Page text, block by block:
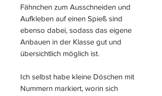
Fähnchen zum Ausschneiden und
Aufkleben auf einen Spieß sind
ebenso dabei, sodass das eigene
Anbauen in der Klasse gut und
übersichtlich möglich ist.
Ich selbst habe kleine Döschen mit
Nummern markiert, worin sich